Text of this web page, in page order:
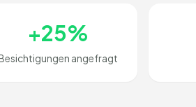
+25%
angefragt